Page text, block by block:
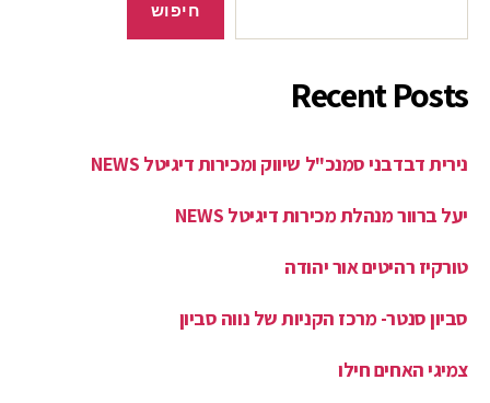
חיפוש
Recent Posts
נירית דבדבני סמנכ"ל שיווק ומכירות דיגיטל NEWS
יעל ברוור מנהלת מכירות דיגיטל NEWS
טורקיז רהיטים אור יהודה
סביון סנטר- מרכז הקניות של נווה סביון
צמיגי האחים חילו